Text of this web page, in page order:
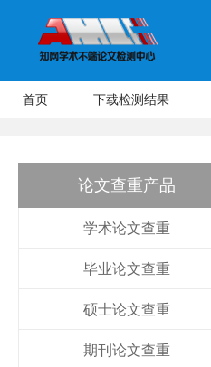
首页 下载检测结果
论文查重产品
学术论文查重
毕业论文查重
硕士论文查重
期刊论文查重